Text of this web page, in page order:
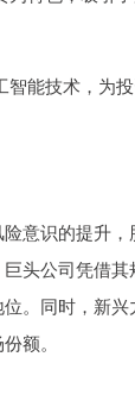
能技术，为
意识的提升
头公司凭借
。同时，新
额。